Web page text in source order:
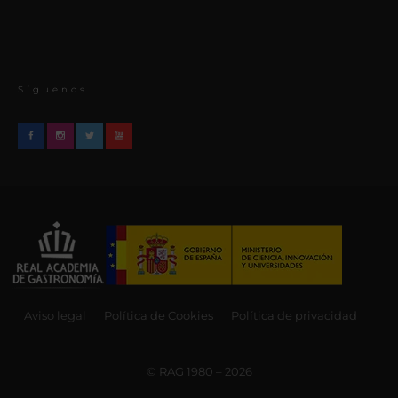
Síguenos
Aviso legal Política de Cookies Política de privacidad
© RAG 1980 – 2026